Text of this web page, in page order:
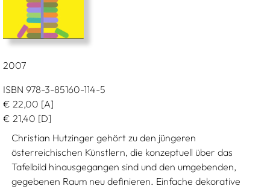
2007
ISBN 978-3-85160-114-5
€ 22,00 [A]
€ 21,40 [D]
Christian Hutzinger gehört zu den jüngeren
österreichischen Künstlern, die konzeptuell über das
Tafelbild hinausgegangen sind und den umgebenden,
gegebenen Raum neu definieren. Einfache dekorative